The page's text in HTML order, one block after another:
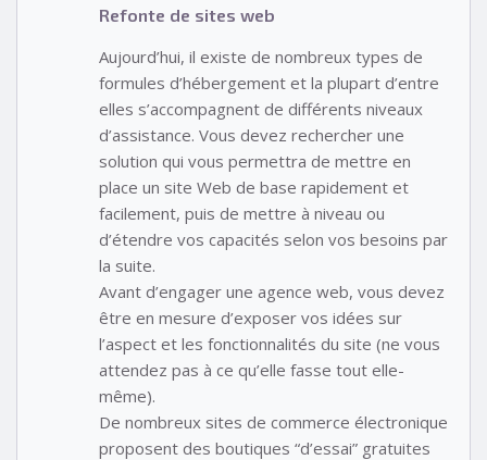
Refonte de sites web
Aujourd’hui, il existe de nombreux types de
formules d’hébergement et la plupart d’entre
elles s’accompagnent de différents niveaux
d’assistance. Vous devez rechercher une
solution qui vous permettra de mettre en
place un site Web de base rapidement et
facilement, puis de mettre à niveau ou
d’étendre vos capacités selon vos besoins par
la suite.
Avant d’engager une agence web, vous devez
être en mesure d’exposer vos idées sur
l’aspect et les fonctionnalités du site (ne vous
attendez pas à ce qu’elle fasse tout elle-
même).
De nombreux sites de commerce électronique
proposent des boutiques “d’essai” gratuites